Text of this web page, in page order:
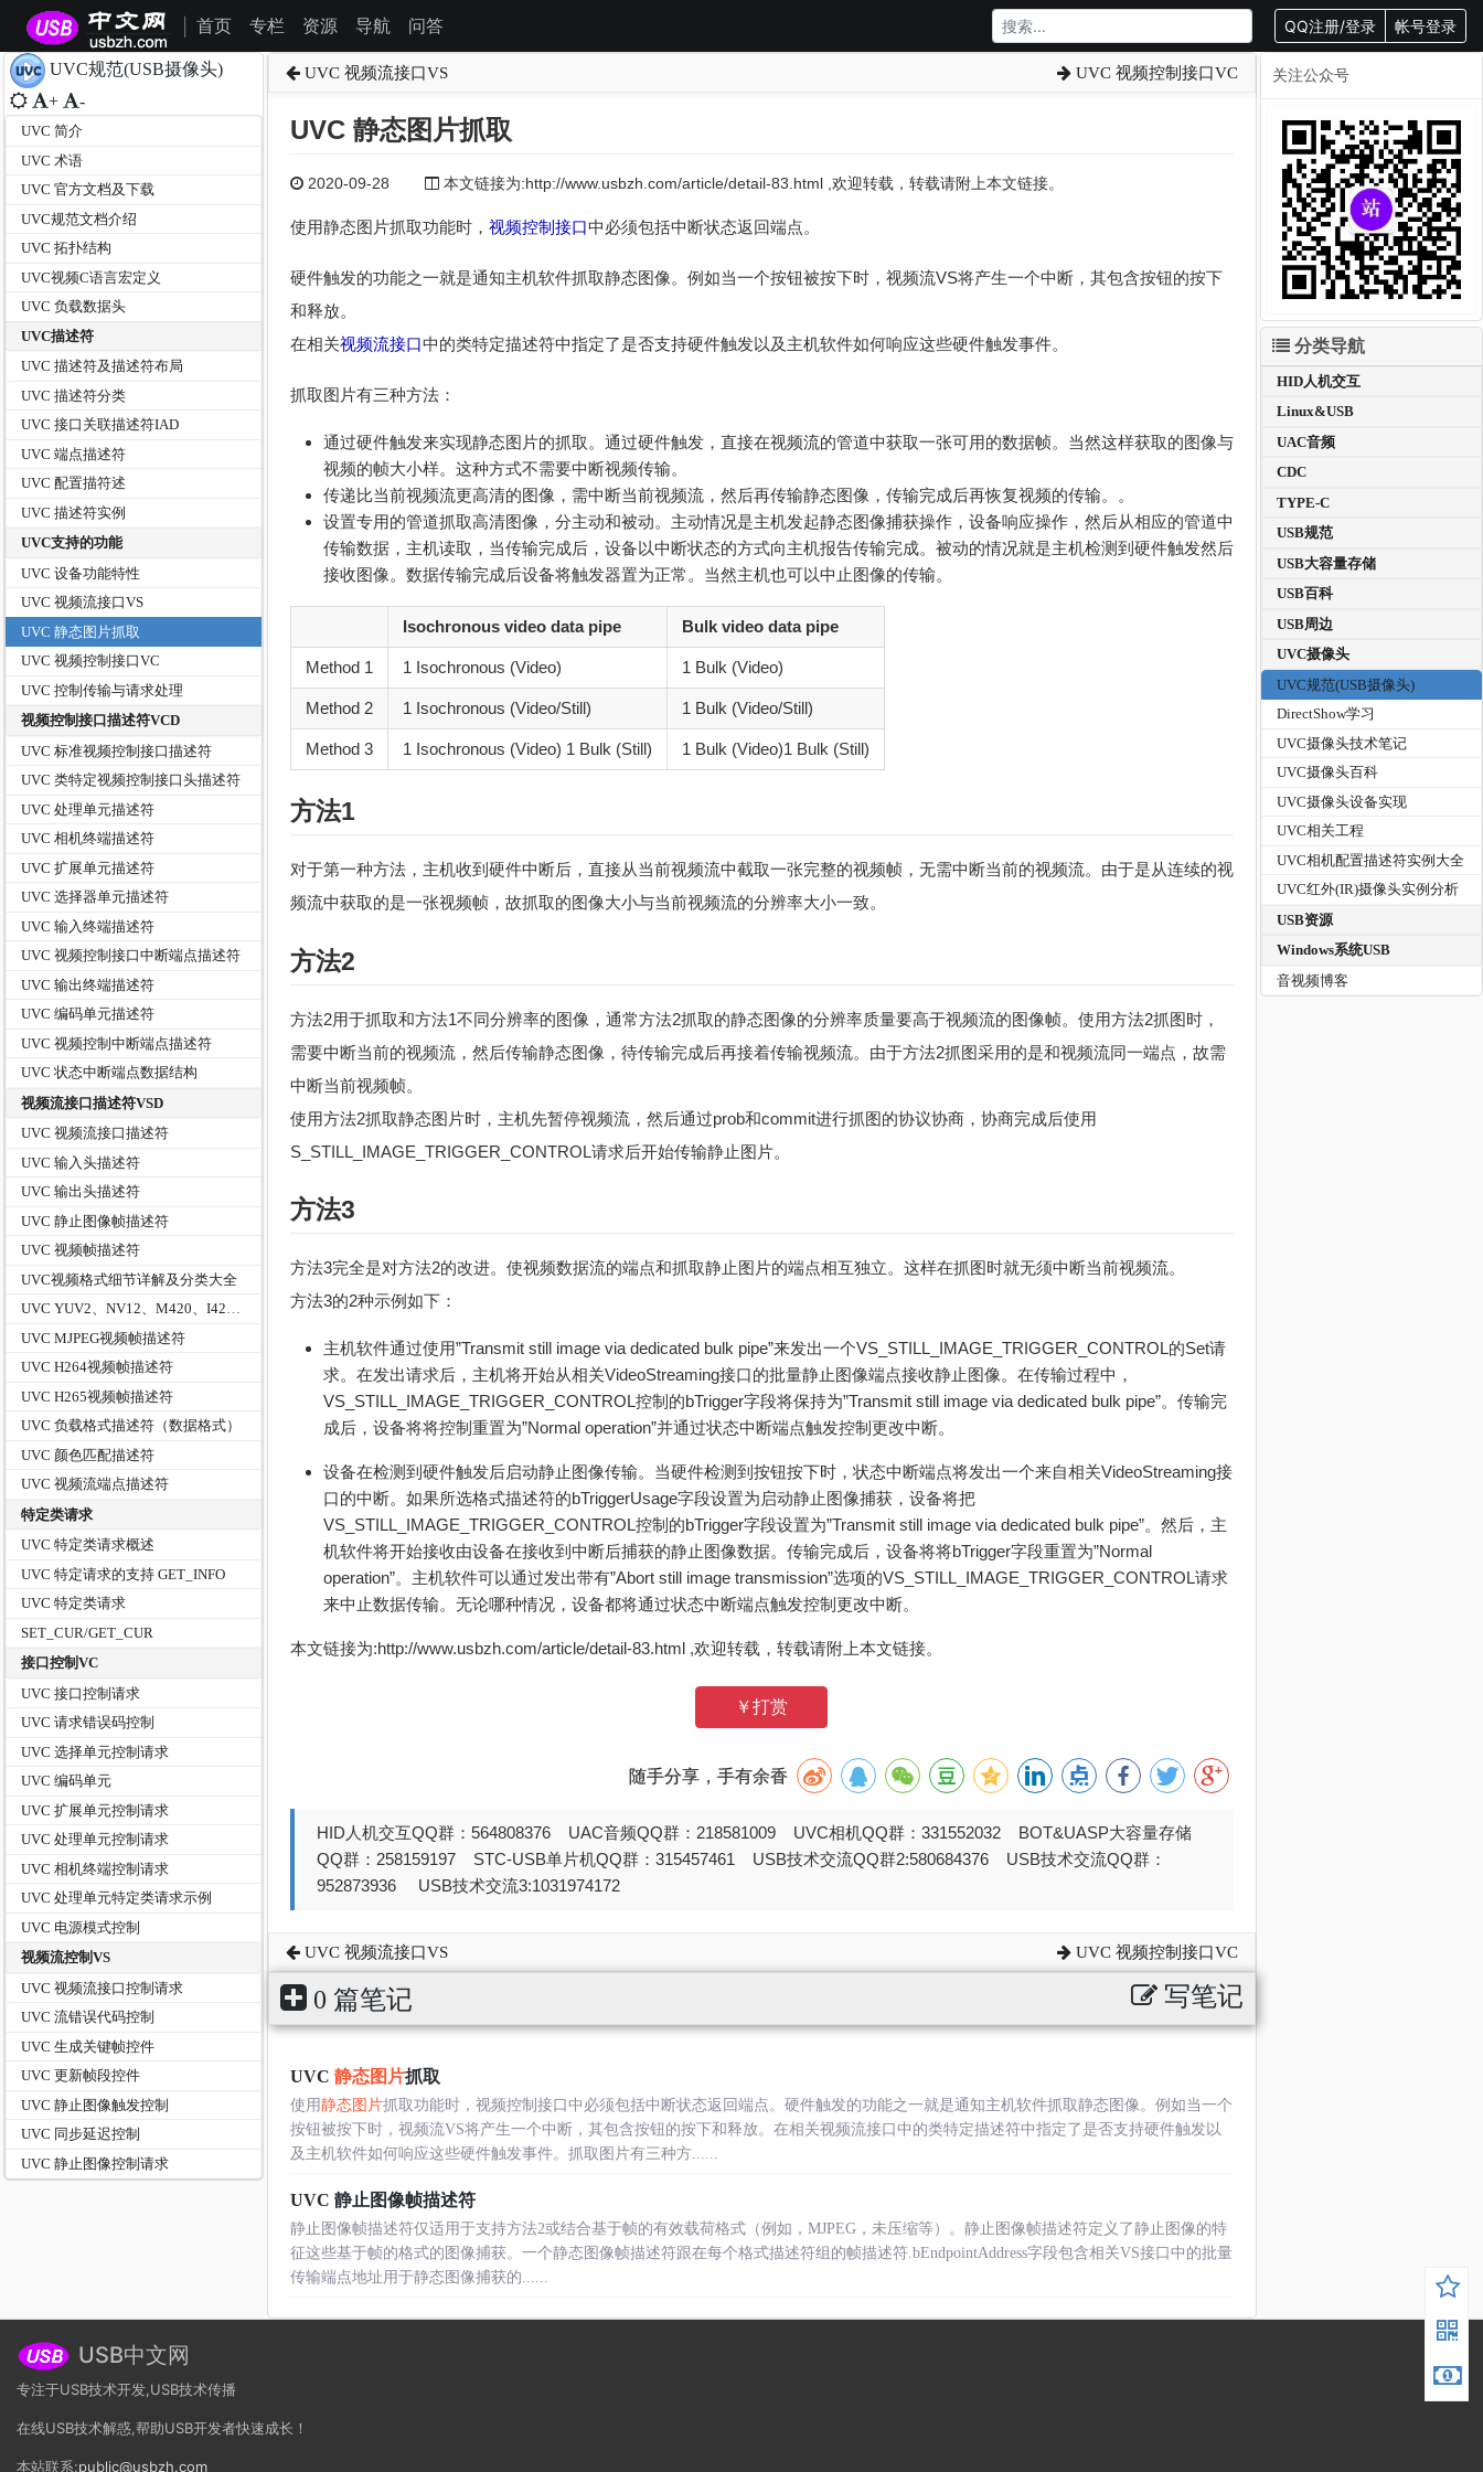
首页 专栏 资源 导航 问答 QQ注册/登录 帐号登录
UVC规范(USB摄像头)
+ -
UVC 简介
UVC 术语
UVC 官方文档及下载
UVC规范文档介绍
UVC 拓扑结构
UVC视频C语言宏定义
UVC 负载数据头
UVC描述符
UVC 描述符及描述符布局
UVC 描述符分类
UVC 接口关联描述符IAD
UVC 端点描述符
UVC 配置描符述
UVC 描述符实例
UVC支持的功能
UVC 设备功能特性
UVC 视频流接口VS
UVC 静态图片抓取
UVC 视频控制接口VC
UVC 控制传输与请求处理
视频控制接口描述符VCD
UVC 标准视频控制接口描述符
UVC 类特定视频控制接口头描述符
UVC 处理单元描述符
UVC 相机终端描述符
UVC 扩展单元描述符
UVC 选择器单元描述符
UVC 输入终端描述符
UVC 视频控制接口中断端点描述符
UVC 输出终端描述符
UVC 编码单元描述符
UVC 视频控制中断端点描述符
UVC 状态中断端点数据结构
视频流接口描述符VSD
UVC 视频流接口描述符
UVC 输入头描述符
UVC 输出头描述符
UVC 静止图像帧描述符
UVC 视频帧描述符
UVC视频格式细节详解及分类大全
UVC YUV2、NV12、M420、I420无压缩视频帧描述符GUID
UVC MJPEG视频帧描述符
UVC H264视频帧描述符
UVC H265视频帧描述符
UVC 负载格式描述符（数据格式）
UVC 颜色匹配描述符
UVC 视频流端点描述符
特定类请求
UVC 特定类请求概述
UVC 特定请求的支持 GET_INFO
UVC 特定类请求
SET_CUR/GET_CUR
接口控制VC
UVC 接口控制请求
UVC 请求错误码控制
UVC 选择单元控制请求
UVC 编码单元
UVC 扩展单元控制请求
UVC 处理单元控制请求
UVC 相机终端控制请求
UVC 处理单元特定类请求示例
UVC 电源模式控制
视频流控制VS
UVC 视频流接口控制请求
UVC 流错误代码控制
UVC 生成关键帧控件
UVC 更新帧段控件
UVC 静止图像触发控制
UVC 同步延迟控制
UVC 静止图像控制请求
UVC 视频流接口VS UVC 视频控制接口VC
UVC 静态图片抓取
2020-09-28 本文链接为:http://www.usbzh.com/article/detail-83.html ,欢迎转载，转载请附上本文链接。
使用静态图片抓取功能时， 视频控制接口中必须包括中断状态返回端点。
硬件触发的功能之一就是通知主机软件抓取静态图像。例如当一个按钮被按下时，视频流VS将产生一个中断，其包含按钮的按下
和释放。
在相关视频流接口中的类特定描述符中指定了是否支持硬件触发以及主机软件如何响应这些硬件触发事件。
抓取图片有三种方法：
通过硬件触发来实现静态图片的抓取。通过硬件触发，直接在视频流的管道中获取一张可用的数据帧。当然这样获取的图像与
视频的帧大小样。这种方式不需要中断视频传输。
传递比当前视频流更高清的图像，需中断当前视频流，然后再传输静态图像，传输完成后再恢复视频的传输。。
设置专用的管道抓取高清图像，分主动和被动。主动情况是主机发起静态图像捕获操作，设备响应操作，然后从相应的管道中
传输数据，主机读取，当传输完成后，设备以中断状态的方式向主机报告传输完成。被动的情况就是主机检测到硬件触发然后
接收图像。数据传输完成后设备将触发器置为正常。当然主机也可以中止图像的传输。
Isochronous video data pipe Bulk video data pipe
Method 1 1 Isochronous (Video) 1 Bulk (Video)
Method 2 1 Isochronous (Video/Still) 1 Bulk (Video/Still)
Method 3 1 Isochronous (Video) 1 Bulk (Still) 1 Bulk (Video)1 Bulk (Still)
方法1
对于第一种方法，主机收到硬件中断后，直接从当前视频流中截取一张完整的视频帧，无需中断当前的视频流。由于是从连续的视
频流中获取的是一张视频帧，故抓取的图像大小与当前视频流的分辨率大小一致。
方法2
方法2用于抓取和方法1不同分辨率的图像，通常方法2抓取的静态图像的分辨率质量要高于视频流的图像帧。使用方法2抓图时，
需要中断当前的视频流，然后传输静态图像，待传输完成后再接着传输视频流。由于方法2抓图采用的是和视频流同一端点，故需
中断当前视频帧。
使用方法2抓取静态图片时，主机先暂停视频流，然后通过prob和commit进行抓图的协议协商，协商完成后使用
S_STILL_IMAGE_TRIGGER_CONTROL请求后开始传输静止图片。
方法3
方法3完全是对方法2的改进。使视频数据流的端点和抓取静止图片的端点相互独立。这样在抓图时就无须中断当前视频流。
方法3的2种示例如下：
主机软件通过使用”Transmit still image via dedicated bulk pipe”来发出一个VS_STILL_IMAGE_TRIGGER_CONTROL的Set请
求。在发出请求后，主机将开始从相关VideoStreaming接口的批量静止图像端点接收静止图像。在传输过程中，
VS_STILL_IMAGE_TRIGGER_CONTROL控制的bTrigger字段将保持为”Transmit still image via dedicated bulk pipe”。传输完
成后，设备将将控制重置为”Normal operation”并通过状态中断端点触发控制更改中断。
设备在检测到硬件触发后启动静止图像传输。当硬件检测到按钮按下时，状态中断端点将发出一个来自相关VideoStreaming接
口的中断。如果所选格式描述符的bTriggerUsage字段设置为启动静止图像捕获，设备将把
VS_STILL_IMAGE_TRIGGER_CONTROL控制的bTrigger字段设置为”Transmit still image via dedicated bulk pipe”。然后，主
机软件将开始接收由设备在接收到中断后捕获的静止图像数据。传输完成后，设备将将bTrigger字段重置为”Normal
operation”。主机软件可以通过发出带有”Abort still image transmission”选项的VS_STILL_IMAGE_TRIGGER_CONTROL请求
来中止数据传输。无论哪种情况，设备都将通过状态中断端点触发控制更改中断。
本文链接为:http://www.usbzh.com/article/detail-83.html ,欢迎转载，转载请附上本文链接。
￥打赏
随手分享，手有余香
HID人机交互QQ群：564808376 UAC音频QQ群：218581009 UVC相机QQ群：331552032 BOT&UASP大容量存储
QQ群：258159197 STC-USB单片机QQ群：315457461 USB技术交流QQ群2:580684376 USB技术交流QQ群：
952873936 USB技术交流3:1031974172
UVC 视频流接口VS UVC 视频控制接口VC
0 篇笔记 写笔记
UVC 静态图片抓取
使用静态图片抓取功能时，视频控制接口中必须包括中断状态返回端点。硬件触发的功能之一就是通知主机软件抓取静态图像。例如当一个
按钮被按下时，视频流VS将产生一个中断，其包含按钮的按下和释放。在相关视频流接口中的类特定描述符中指定了是否支持硬件触发以
及主机软件如何响应这些硬件触发事件。抓取图片有三种方......
UVC 静止图像帧描述符
静止图像帧描述符仅适用于支持方法2或结合基于帧的有效载荷格式（例如，MJPEG，未压缩等）。静止图像帧描述符定义了静止图像的特
征这些基于帧的格式的图像捕获。一个静态图像帧描述符跟在每个格式描述符组的帧描述符.bEndpointAddress字段包含相关VS接口中的批量
传输端点地址用于静态图像捕获的......
关注公众号
分类导航
HID人机交互
Linux&USB
UAC音频
CDC
TYPE-C
USB规范
USB大容量存储
USB百科
USB周边
UVC摄像头
UVC规范(USB摄像头)
DirectShow学习
UVC摄像头技术笔记
UVC摄像头百科
UVC摄像头设备实现
UVC相关工程
UVC相机配置描述符实例大全
UVC红外(IR)摄像头实例分析
USB资源
Windows系统USB
音视频博客
USB中文网
专注于USB技术开发,USB技术传播
在线USB技术解惑,帮助USB开发者快速成长！
本站联系:public@usbzh.com